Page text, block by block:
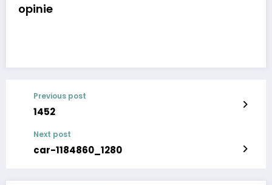
opinie
Previous post
1452
Next post
car-1184860_1280